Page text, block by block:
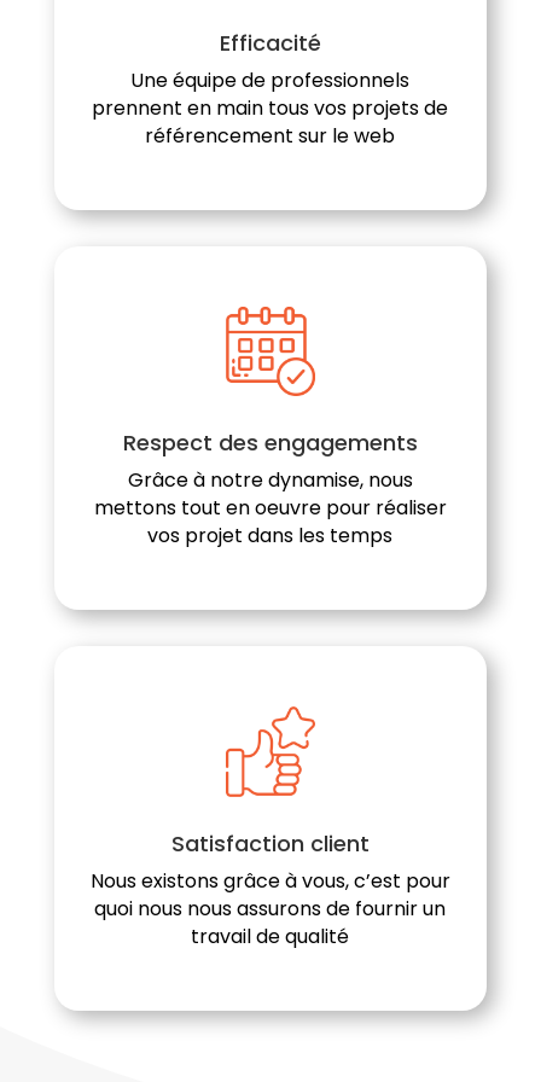
Efficacité
Une équipe de professionnels
prennent en main tous vos projets de
référencement sur le web
Respect des engagements
Grâce à notre dynamise, nous
mettons tout en oeuvre pour réaliser
vos projet dans les temps
Satisfaction client
Nous existons grâce à vous, c’est pour
quoi nous nous assurons de fournir un
travail de qualité